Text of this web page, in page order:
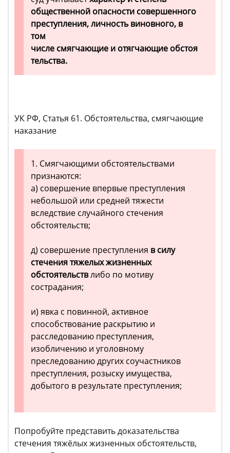
общественной опасности совершенного
преступления, личность виновного, в
том
числе смягчающие и отягчающие обстоя
тельства.
УК РФ, Статья 61. Обстоятельства, смягчающие
наказание
1. Смягчающими обстоятельствами
признаются:
а) совершение впервые преступления
небольшой или средней тяжести
вследствие случайного стечения
обстоятельств;
д) совершение преступления в силу
стечения тяжелых жизненных
обстоятельствлибо по мотиву
сострадания;
и) явка с повинной, активное
способствование раскрытию и
расследованию преступления,
изобличению и уголовному
преследованию других соучастников
преступления, розыску имущества,
добытого в результате преступления;
Попробуйте представить доказательства
стечения тяжёлых жизненных обстоятельств,